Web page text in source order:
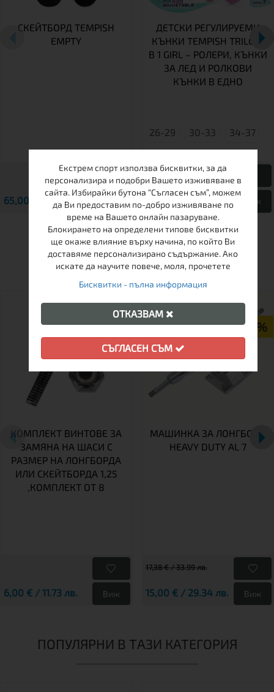
СКЕЙТБОРД TEMPISH
EMPTY
65,00 € / 127.13 лв.
ДЕТСКИ РЕГУЛИРУЕМИ
КЪНКИ TEMPISH TRILO 4
В 1 GIRL – РОЛЕРИ, КЪНКИ
ЗА ЛЕД И РОЛКОВИ
КЪНКИ В ЕДНО
26-29 30-33 34-37
69,00 € / 134.95 лв. Виж
ДРУГИ КЛИЕНТИ ХАРЕСАХА
КОМПЛЕКТ ВИНТОВЕ ЗА
ЗАМЯНА НА ШАСИ С
РАЗМЕР НА ЛОНГБОРДА
ИЛИ СКЕЙТБОРДА 1,25
,КОМПЛЕКТ ОТ 8
6,00 € / 11.73 лв. Виж
ПРОМО
-14%
МАШИНКА ЗА ЛОНГБОРД
HEAVY DUTY AL 7
17,38 € / 33.99 лв.
15,00 € / 29.34 лв. Виж
ПОПУЛЯРНИ В ТАЗИ КАТЕГОРИЯ
Екстрем спорт използва бисквитки, за да
персонализира и подобри Вашето изживяване в
сайта. Избирайки бутона “Съгласен съм”, можем
да Ви предоставим по-добро изживяване по
време на Вашето онлайн пазаруване.
Блокирането на определени типове бисквитки
ще окаже влияние върху начина, по който Ви
доставяме персонализирано съдържание. Ако
искате да научите повече, моля, прочетете
Бисквитки - пълна информация
ОТКАЗВАМ
СЪГЛАСЕН СЪМ